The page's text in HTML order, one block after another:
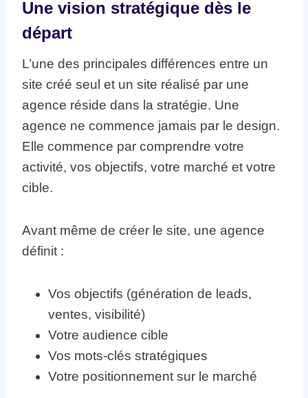
Une vision stratégique dès le
départ
L’une des principales différences entre un
site créé seul et un site réalisé par une
agence réside dans la stratégie. Une
agence ne commence jamais par le design.
Elle commence par comprendre votre
activité, vos objectifs, votre marché et votre
cible.
Avant même de créer le site, une agence
définit :
Vos objectifs (génération de leads,
ventes, visibilité)
Votre audience cible
Vos mots-clés stratégiques
Votre positionnement sur le marché